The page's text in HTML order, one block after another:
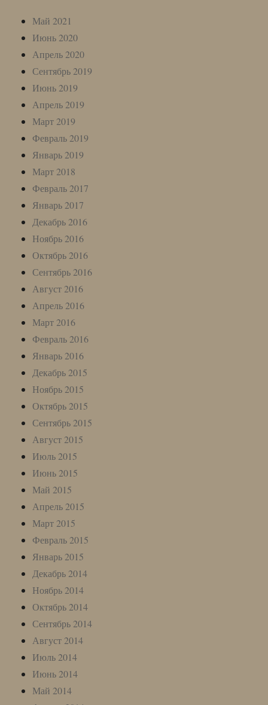
Май 2021
Июнь 2020
Апрель 2020
Сентябрь 2019
Июнь 2019
Апрель 2019
Март 2019
Февраль 2019
Январь 2019
Март 2018
Февраль 2017
Январь 2017
Декабрь 2016
Ноябрь 2016
Октябрь 2016
Сентябрь 2016
Август 2016
Апрель 2016
Март 2016
Февраль 2016
Январь 2016
Декабрь 2015
Ноябрь 2015
Октябрь 2015
Сентябрь 2015
Август 2015
Июль 2015
Июнь 2015
Май 2015
Апрель 2015
Март 2015
Февраль 2015
Январь 2015
Декабрь 2014
Ноябрь 2014
Октябрь 2014
Сентябрь 2014
Август 2014
Июль 2014
Июнь 2014
Май 2014